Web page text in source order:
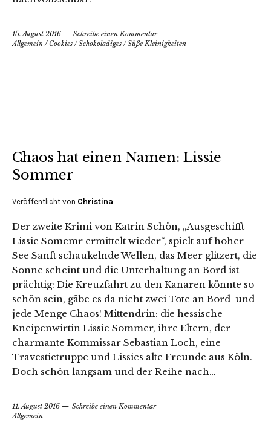
15. August 2016
Schreibe einen Kommentar
Allgemein /Cookies /Schokoladiges /Süße Kleinigkeiten
Chaos hat einen Namen: Lissie
Sommer
Veröffentlicht von Christina
Der zweite Krimi von Katrin Schön, „Ausgeschifft –
Lissie Somemr ermittelt wieder“, spielt auf hoher
See Sanft schaukelnde Wellen, das Meer glitzert, die
Sonne scheint und die Unterhaltung an Bord ist
prächtig: Die Kreuzfahrt zu den Kanaren könnte so
schön sein, gäbe es da nicht zwei Tote an Bord und
jede Menge Chaos! Mittendrin: die hessische
Kneipenwirtin Lissie Sommer, ihre Eltern, der
charmante Kommissar Sebastian Loch, eine
Travestietruppe und Lissies alte Freunde aus Köln.
Doch schön langsam und der Reihe nach…
11. August 2016
Schreibe einen Kommentar
Allgemein